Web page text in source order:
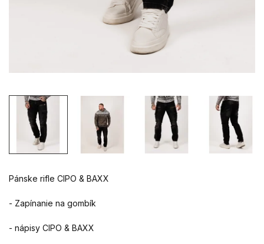
Pánske rifle CIPO & BAXX
- Zapínanie na gombík
- nápisy CIPO & BAXX